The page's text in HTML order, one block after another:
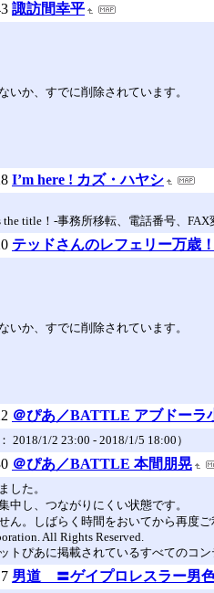
諏訪間幸平
いか、すでに削除されています。
I’m here ! カズ・ハヤシ
the title！-事務所移転、電話番号、
テッドさんのレフェリー万歳
いか、すでに削除されています。
＠ぴあ／BATTLE アブドーラ
2018/1/2 23:00 - 2018/1/5 18:00）
＠ぴあ／BATTLE 本間朋晃
した。
中し、つながりにくい状態です。
ん。しばらく時間をおいてから再度
All Rights Reserved.
トぴあに掲載されているすべてのコ
男道 〓ゲイプロレスラー